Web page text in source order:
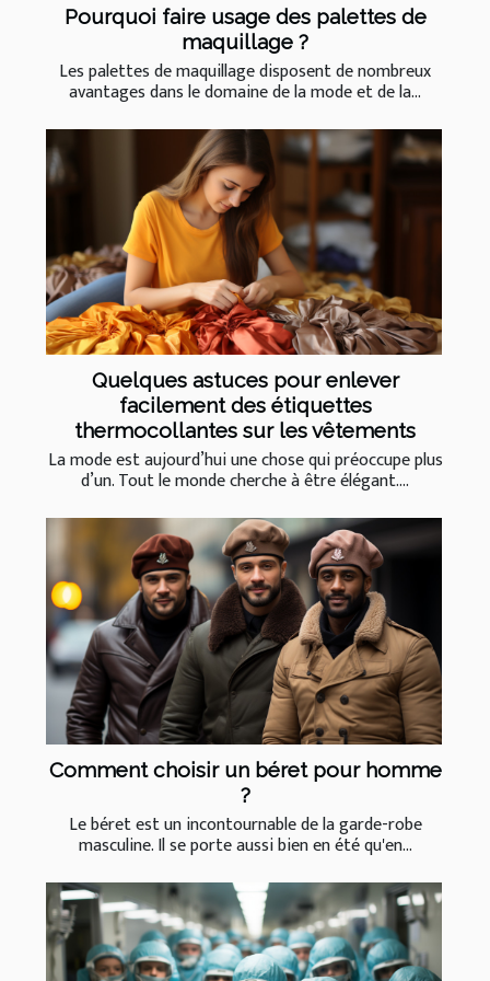
Pourquoi faire usage des palettes de
maquillage ?
Les palettes de maquillage disposent de nombreux
avantages dans le domaine de la mode et de la...
Quelques astuces pour enlever
facilement des étiquettes
thermocollantes sur les vêtements
La mode est aujourd’hui une chose qui préoccupe plus
d’un. Tout le monde cherche à être élégant....
Comment choisir un béret pour homme
?
Le béret est un incontournable de la garde-robe
masculine. Il se porte aussi bien en été qu'en...